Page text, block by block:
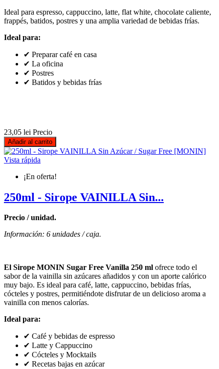
Ideal para espresso, cappuccino, latte, flat white, chocolate caliente,
frappés, batidos, postres y una amplia variedad de bebidas frías.
Ideal para:
✔ Preparar café en casa
✔ La oficina
✔ Postres
✔ Batidos y bebidas frías
23,05 lei Precio
Añadir al carrito
Vista rápida
¡En oferta!
250ml - Sirope VAINILLA Sin...
Precio / unidad.
Información: 6 unidades / caja.
El Sirope MONIN Sugar Free Vanilla 250 ml ofrece todo el
sabor de la vainilla sin azúcares añadidos y con un aporte calórico
muy bajo. Es ideal para café, latte, cappuccino, bebidas frías,
cócteles y postres, permitiéndote disfrutar de un delicioso aroma a
vainilla con menos calorías.
Ideal para:
✔ Café y bebidas de espresso
✔ Latte y Cappuccino
✔ Cócteles y Mocktails
✔ Recetas bajas en azúcar